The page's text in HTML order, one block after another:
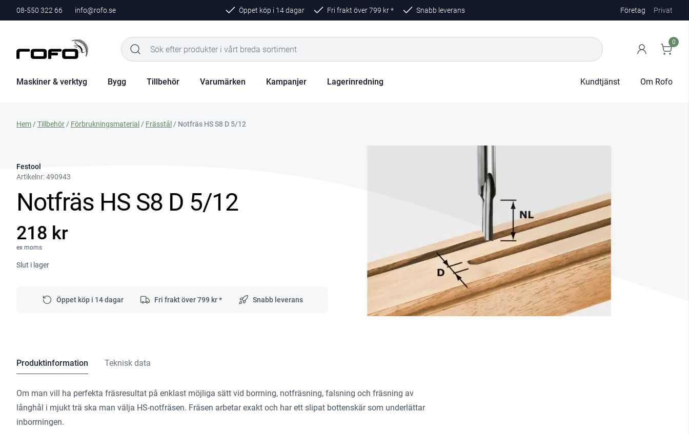
08-550 322 66 info@rofo.se Öppet köp i 14 dagar Fri frakt över799 kr * Snabb leverans Företag Privat
0
Maskiner & verktyg Bygg Tillbehör Varumärken Kampanjer Lagerinredning Kundtjänst Om Rofo
Hem /Tillbehör / Förbrukningsmaterial / Frässtål / Notfräs HS S8 D 5/12
Festool
Artikelnr:490943
Notfräs HS S8 D 5/12
218 kr
ex moms
Slut i lager
Öppet köp i 14 dagar Fri frakt över799 kr * Snabb leverans
Produktinformation Teknisk data
Om man vill ha perfekta fräsresultat på enklast möjliga sätt vid borrning, notfräsning, falsning och fräsning av
långhål i mjukt trä ska man välja HS-notfräsen. Fräsen arbetar exakt och har ett slipat bottenskär som underlättar
inborrningen.